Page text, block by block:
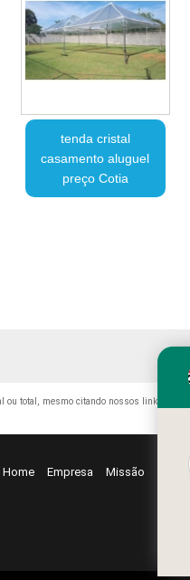
tenda cristal
casamento aluguel
preço Cotia
ou total, mesmo citando nossos links, é
Home Empresa Missão